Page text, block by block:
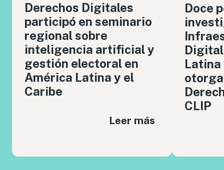
Derechos Digitales
participó en seminario
regional sobre
inteligencia artificial y
gestión electoral en
América Latina y el
Caribe
Leer más
Doce
Latina
CLIP